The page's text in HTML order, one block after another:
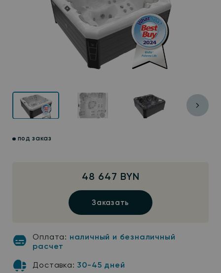
под заказ
48 647 BYN
Заказать
Оплата: наличный и безналичный
расчет
Доставка: 30-45 дней